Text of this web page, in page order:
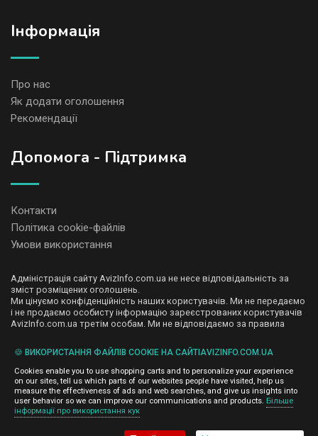
Iнформація
Про нас
Як додати оголошення
Рекомендації
Допомога - Підтримка
Контакти
Політика cookie-файлів
Умови використання
Адміністрація сайту AvizInfo.com.ua не несе відповідальність за
зміст розміщених оголошень.
Ми цінуємо конфіденційність наших користувачів. Ми не передаємо
і не продаємо особисту інформацію зареєстрованих користувачів
AvizInfo.com.ua третім особам. Ми не відповідаємо за правила
деяких сторінках нашого сайту представлена реклама Google
Adsense Advertising Network. Щоб дізнатися детальніше про
правила конфіденційності Googleнатисніть тут.
©2008-2026,AvizInfo.com.ua
🍪 ВИКОРИСТАННЯ ФАЙЛІВ COOKIE НА САЙТІAVIZINFO.COM.UA
Cookies enable you to use shopping carts and to personalize your experience
on our sites, tell us which parts of our websites people have visited, help us
measure the effectiveness of ads and web searches, and give us insights into
user behavior so we can improve our communications and products. Більше
інформації про використання кук